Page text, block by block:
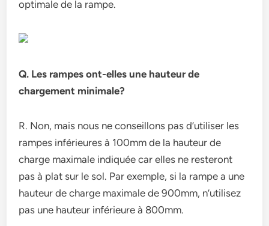
optimale de la rampe.
Q. Les rampes ont-elles une hauteur de
chargement minimale?
R. Non, mais nous ne conseillons pas d’utiliser les
rampes inférieures à 100mm de la hauteur de
charge maximale indiquée car elles ne resteront
pas à plat sur le sol. Par exemple, si la rampe a une
hauteur de charge maximale de 900mm, n’utilisez
pas une hauteur inférieure à 800mm.